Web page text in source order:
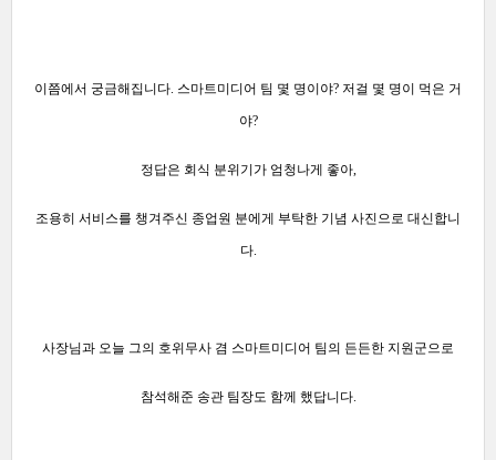
이쯤에서 궁금해집니다. 스마트미디어 팀 몇 명이야? 저걸 몇 명이 먹은 거
야?
정답은 회식 분위기가 엄청나게 좋아,
조용히 서비스를 챙겨주신 종업원 분에게 부탁한 기념 사진으로 대신합니
다.
사장님과 오늘 그의 호위무사 겸 스마트미디어 팀의 든든한 지원군으로
참석해준 송관 팀장도 함께 했답니다.